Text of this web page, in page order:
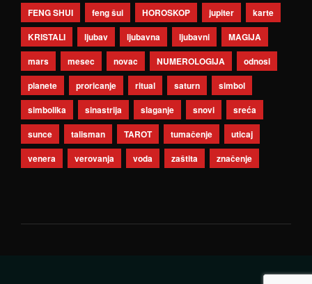
FENG SHUI
feng šui HOROSKOP jupiter
karte
KRISTALI
ljubav ljubavna ljubavni
MAGIJA
mars
mesec novac NUMEROLOGIJA
odnosi
planete
proricanje ritual saturn
simbol
simbolika
sinastrija slaganje snovi
sreća
sunce
talisman TAROT tumačenje
uticaj
venera
verovanja voda zaštita značenje